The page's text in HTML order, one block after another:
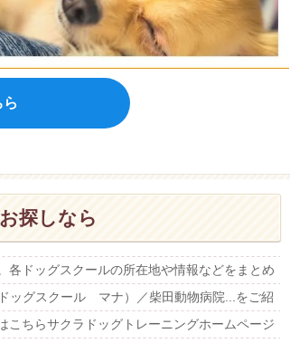
探しなら
各ドッグスクールの所在地や情報などをまとめ
ッグスクール マナ）／柴田動物病院...をご紹
こちらサクラドッグトレーニングホームページ